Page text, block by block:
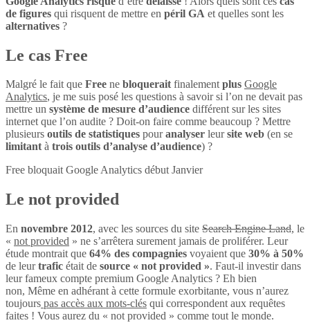
de figures qui risquent de mettre en péril GA et quelles sont les
alternatives ?
Le cas Free
Malgré le fait que Free ne bloqueraitfinalementplus Google
Analytics, je me suis posé les questions à savoir si l’on ne devait pas
mettre un système de mesure d’audience différent sur les sites
internet que l’on audite ? Doit-on faire comme beaucoup ? Mettre
plusieurs outils de statistiques pouranalyser leursite web (en se
limitantà trois outils d’analyse d’audience) ?
Free bloquait Google Analytics début Janvier
Le not provided
En novembre 2012, avec les sources du site Search Engine Land, le
« not provided » ne s’arrêtera surement jamais de proliférer. Leur
étude montrait que 64% des compagnies voyaient que 30% à 50%
de leurtrafic était de source « not provided ». Faut-il investir dans
leur fameux compte premium Google Analytics ? Eh bien
non, Même en adhérant à cette formule exorbitante, vous n’aurez
toujours pas accès aux mots-clés qui correspondent aux requêtes
faites ! Vous aurez du « not provided » comme tout le monde.